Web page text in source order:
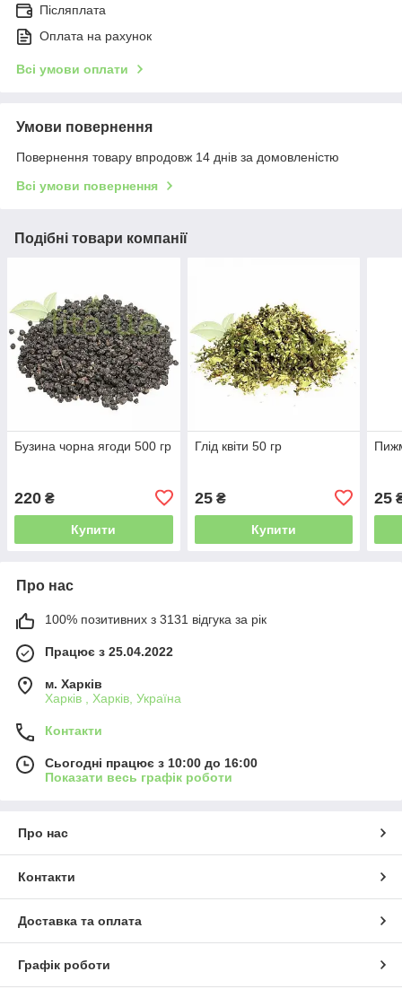
Післяплата
Оплата на рахунок
Всі умови оплати
Умови повернення
Повернення товару впродовж 14 днів за домовленістю
Всі умови повернення
Подібні товари компанії
Бузина чорна ягоди 500 гр
220 ₴
Купити
Глід квіти 50 гр
25₴
Купити
25
Про нас
100% позитивних з 3131 відгука за рік
Працює з 25.04.2022
м. Харків
Харків , Харків, Україна
Контакти
Сьогодні працює з 10:00 до 16:00
Показати весь графік роботи
Про нас
Контакти
Доставка та оплата
Графік роботи